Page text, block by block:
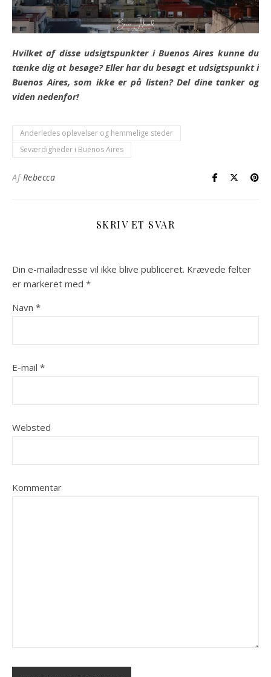
Hvilket af disse udsigtspunkter i Buenos Aires kunne du
tænke dig at besøge? Eller har du besøgt et udsigtspunkt i
Buenos Aires, som ikke er på listen? Del dine tanker og
viden nedenfor!
Anderledes oplevelser og hemmelige steder
Seværdigheder i Buenos Aires
AfRebecca
SKRIV ET SVAR
Din e-mailadresse vil ikke blive publiceret. Krævede felter
er markeret med *
Navn *
E-mail *
Websted
Kommentar